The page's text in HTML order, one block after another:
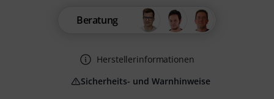
Beratung
Herstellerinformationen
Sicherheits- und Warnhinweise